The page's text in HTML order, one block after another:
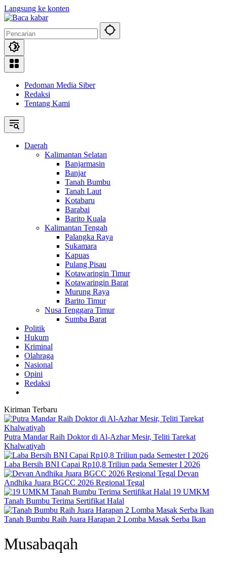
Langsung ke konten
Pedoman Media Siber
Redaksi
Tentang Kami
Daerah
Kalimantan Selatan
Banjarmasin
Banjar
Tanah Bumbu
Tanah Laut
Kotabaru
Barabai
Barito Kuala
Kalimantan Tengah
Palangka Raya
Sukamara
Kapuas
Pulang Pisau
Kotawaringin Timur
Kotawaringin Barat
Murung Raya
Barito Timur
Nusa Tenggara Timur
Sumba Barat
Politik
Hukum
Kriminal
Olahraga
Nasional
Opini
Redaksi
Kiriman Terbaru
Putra Mandar Raih Doktor di Al-Azhar Mesir, Teliti Tarekat
Khalwatiyah
Laba Bersih BNI Capai Rp10,8 Triliun pada Semester I 2026
Devan
Andhika Juara BGCC 2026 Regional Tegal
19 UMKM
Tanah Bumbu Terima Sertifikat Halal
Tanah Bumbu Raih Juara Harapan 2 Lomba Masak Serba Ikan
Musabaqah